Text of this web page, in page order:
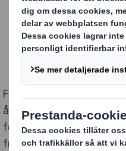
Förpackningslösningen är
återvinningsbar
för att ge ett robust
från transport och